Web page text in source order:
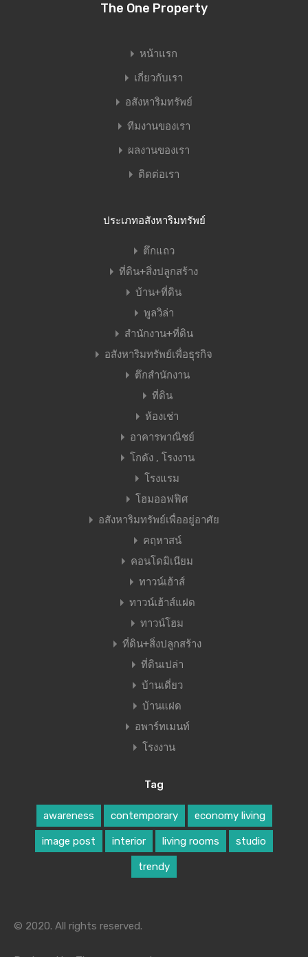
The One Property
หน้าแรก
เกี่ยวกับเรา
อสังหาริมทรัพย์
ทีมงานของเรา
ผลงานของเรา
ติดต่อเรา
ประเภทอสังหาริมทรัพย์
ตึกแถว
ที่ดิน+สิ่งปลูกสร้าง
บ้าน+ที่ดิน
พูลวิล่า
สำนักงาน+ที่ดิน
อสังหาริมทรัพย์เพื่อธุรกิจ
ตึกสำนักงาน
ที่ดิน
ห้องเช่า
อาคารพาณิชย์
โกดัง , โรงงาน
โรงแรม
โฮมออฟฟิศ
อสังหาริมทรัพย์เพื่ออยู่อาศัย
คฤหาสน์
คอนโดมิเนียม
ทาวน์เฮ้าส์
ทาวน์เฮ้าส์แฝด
ทาวน์โฮม
ที่ดิน+สิ่งปลูกสร้าง
ที่ดินเปล่า
บ้านเดี่ยว
บ้านแฝด
อพาร์ทเมนท์
โรงงาน
Tag
awareness contemporary economy living
image post interior living rooms studio
trendy
© 2020. All rights reserved.